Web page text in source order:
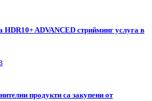
HDR10+ ADVANCED стрийминг услуга в
продукти са закупени от